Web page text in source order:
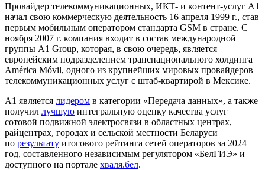
Провайдер телекоммуникационных, ИКТ- и контент-услуг А1
начал свою коммерческую деятельность 16 апреля 1999 г., став
первым мобильным оператором стандарта GSM в стране. С
ноября 2007 г. компания входит в состав международной
группы A1 Group, которая, в свою очередь, является
европейским подразделением транснационального холдинга
América Móvil, одного из крупнейших мировых провайдеров
телекоммуникационных услуг с штаб-квартирой в Мексике.
А1 является лидером в категории «Передача данных», а также
получил лучшую интегральную оценку качества услуг
сотовой подвижной электросвязи в областных центрах,
райцентрах, городах и сельской местности Беларуси
по результату итогового рейтинга сетей операторов за 2024
год, составленного независимым регулятором «БелГИЭ» и
доступного на портале хваля.бел.